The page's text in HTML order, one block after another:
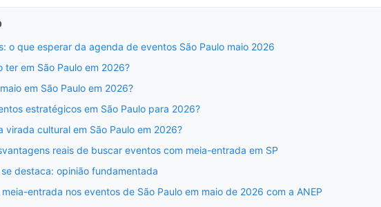
o que esperar da agenda de eventos São Paulo maio 2026
ter em São Paulo em 2026?
em São Paulo em 2026?
estratégicos em São Paulo para 2026?
virada cultural em São Paulo em 2026?
reais de buscar eventos com meia-entrada em SP
se destaca: opinião fundamentada
entrada nos eventos de São Paulo em maio de 2026 com a ANEP